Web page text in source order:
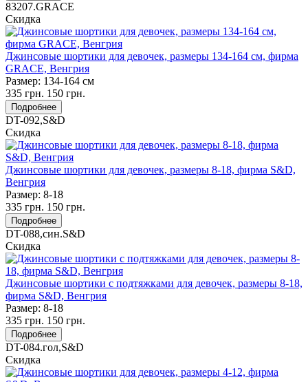
83207.GRACE
Скидка
Джинсовые шортики для девочек, размеры 134-164 см, фирма
GRACE, Венгрия
Размер: 134-164 см
335 грн. 150 грн.
Подробнее
DT-092,S&D
Скидка
Джинсовые шортики для девочек, размеры 8-18, фирма S&D,
Венгрия
Размер: 8-18
335 грн. 150 грн.
Подробнее
DT-088,син.S&D
Скидка
Джинсовые шортики с подтяжками для девочек, размеры 8-18,
фирма S&D, Венгрия
Размер: 8-18
335 грн. 150 грн.
Подробнее
DT-084.гол,S&D
Скидка